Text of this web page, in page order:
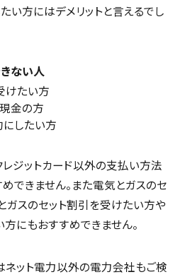
い方にはデメリットと言えるでし
ない人
けたい方
金の方
にしたい方
ジットカード以外の支払い方法
できません。また電気とガスのセ
ガスのセット割引を受けたい方や
にもおすすめできません。
ネット電力以外の電力会社もご検